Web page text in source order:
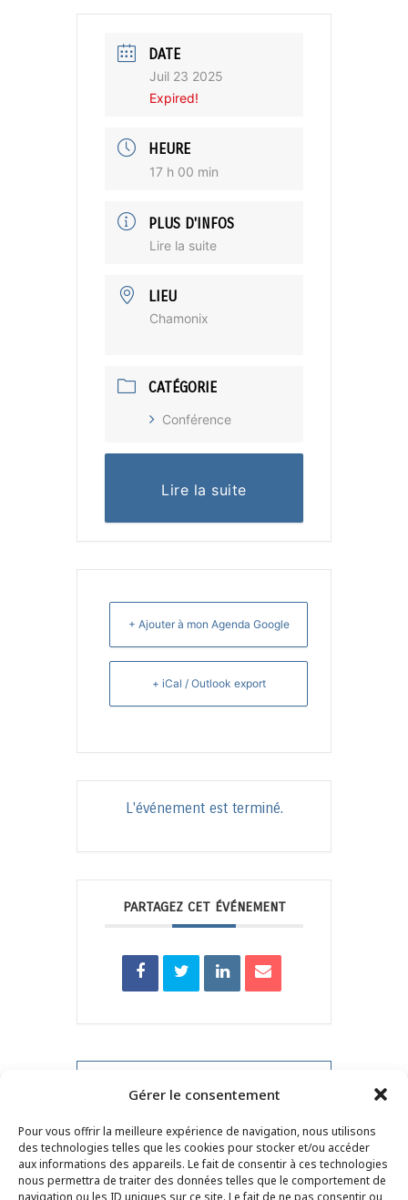
Gérer le consentement
Pour vous offrir la meilleure expérience de navigation, nous utilisons
des technologies telles que les cookies pour stocker et/ou accéder
aux informations des appareils. Le fait de consentir à ces technologies
nous permettra de traiter des données telles que le comportement de
navigation ou les ID uniques sur ce site. Le fait de ne pas consentir ou
DATE
Juil 23 2025
Expired!
HEURE
17 h 00 min
PLUS D'INFOS
Lire la suite
LIEU
Chamonix
CATÉGORIE
Conférence
Lire la suite
+ Ajouter à mon Agenda Google
+ iCal / Outlook export
L'événement est terminé.
PARTAGEZ CET ÉVÉNEMENT
NXT Event